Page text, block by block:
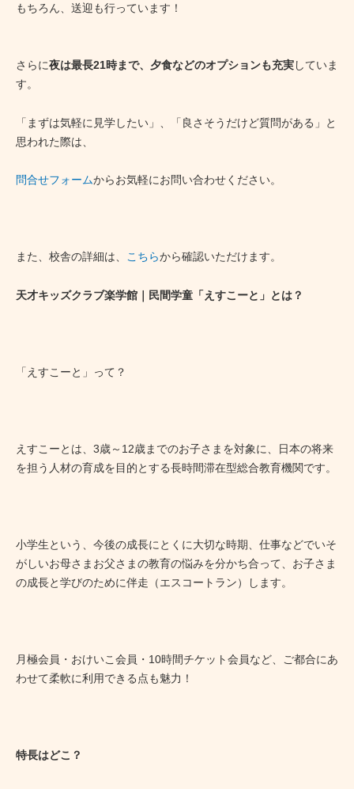
もちろん、送迎も行っています！
さらに夜は最長21時まで、夕食などのオプションも充実していま
す。
「まずは気軽に見学したい」、「良さそうだけど質問がある」と
思われた際は、
問合せフォームからお気軽にお問い合わせください。
また、校舎の詳細は、 こちらから確認いただけます。
天才キッズクラブ楽学館｜民間学童「えすこーと」とは？
「えすこーと」って？
えすこーとは、3歳～12歳までのお子さまを対象に、日本の将来
を担う人材の育成を目的とする長時間滞在型総合教育機関です。
小学生という、今後の成長にとくに大切な時期、仕事などでいそ
がしいお母さまお父さまの教育の悩みを分かち合って、お子さま
の成長と学びのために伴走（エスコートラン）します。
月極会員・おけいこ会員・10時間チケット会員など、ご都合にあ
わせて柔軟に利用できる点も魅力！
特長はどこ？